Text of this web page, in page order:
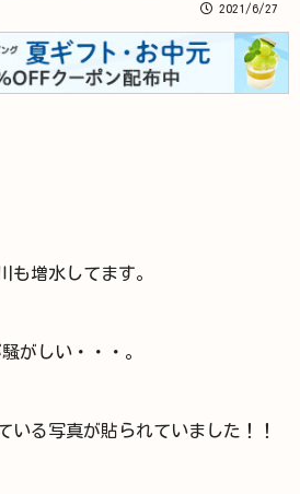
2021/6/27
も増水してます。
がしい・・・。
いる写真が貼られていました！！